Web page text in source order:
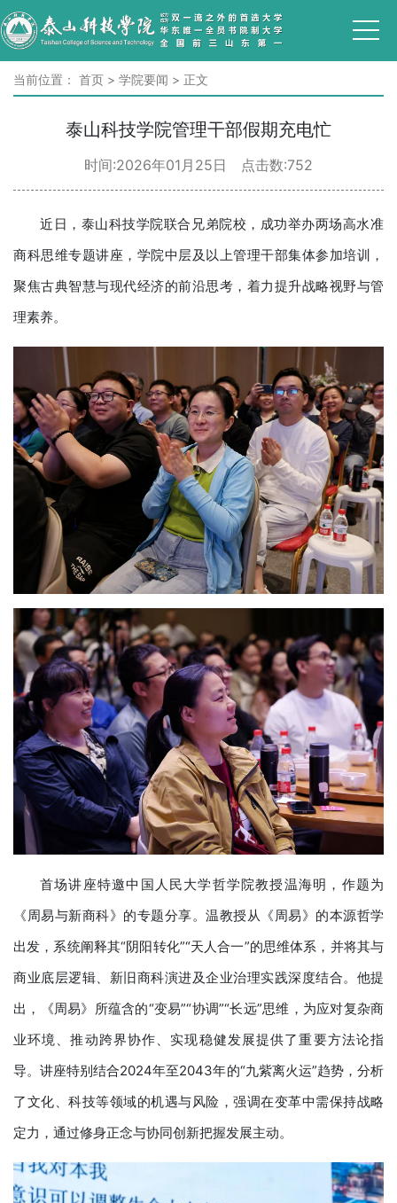
当前位置： 首页 > 学院要闻 > 正文
泰山科技学院管理干部假期充电忙
时间:2026年01月25日 点击数:752
近日，泰山科技学院联合兄弟院校，成功举办两场高水准
商科思维专题讲座，学院中层及以上管理干部集体参加培训，
聚焦古典智慧与现代经济的前沿思考，着力提升战略视野与管
理素养。
首场讲座特邀中国人民大学哲学院教授温海明，作题为
《周易与新商科》的专题分享。温教授从《周易》的本源哲学
出发，系统阐释其“阴阳转化”“天人合一”的思维体系，并将其与
商业底层逻辑、新旧商科演进及企业治理实践深度结合。他提
出，《周易》所蕴含的“变易”“协调”“长远”思维，为应对复杂商
业环境、推动跨界协作、实现稳健发展提供了重要方法论指
导。讲座特别结合2024年至2043年的“九紫离火运”趋势，分析
了文化、科技等领域的机遇与风险，强调在变革中需保持战略
定力，通过修身正念与协同创新把握发展主动。